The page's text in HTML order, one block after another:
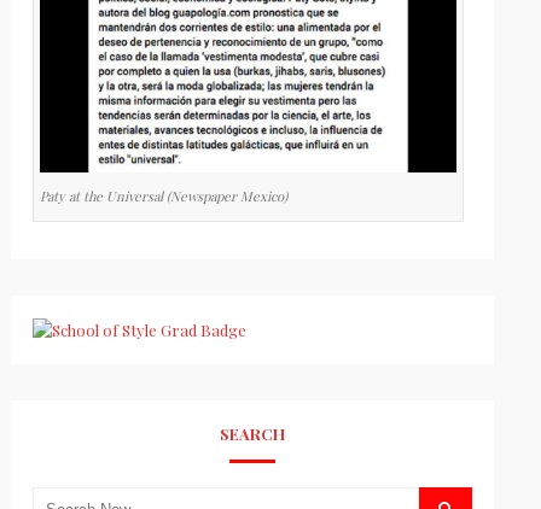
Paty at the Universal (Newspaper Mexico)
SEARCH